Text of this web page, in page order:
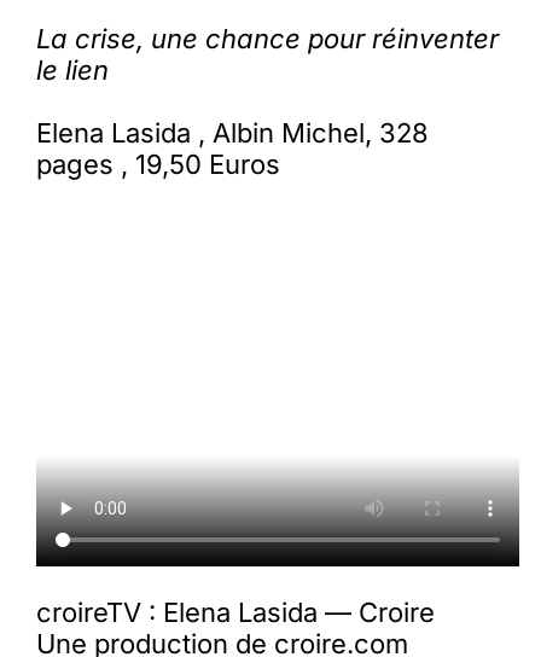
La crise, une chance pour réinventer
le lien
Elena Lasida , Albin Michel, 328
pages , 19,50 Euros
croireTV : Elena Lasida — Croire
Une production de croire.com